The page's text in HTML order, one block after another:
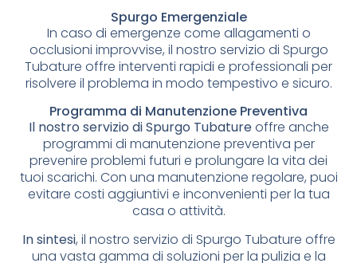
Spurgo Emergenziale
In caso di emergenze come allagamenti o
occlusioni improvvise, il nostro servizio di Spurgo
Tubature offre interventi rapidi e professionali per
risolvere il problema in modo tempestivo e sicuro.
Programma di Manutenzione Preventiva
Il nostro servizio di Spurgo Tubatureoffre anche
programmi di manutenzione preventiva per
prevenire problemi futuri e prolungare la vita dei
tuoi scarichi. Con una manutenzione regolare, puoi
evitare costi aggiuntivi e inconvenienti per la tua
casa o attività.
In sintesi, il nostro servizio di Spurgo Tubature offre
una vasta gamma di soluzioni per la pulizia e la